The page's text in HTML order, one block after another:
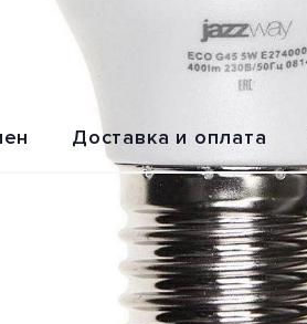
Доставка по
всей России
возврат
Доставка и оплата
серии «PLED-ECO-G45» от
выполнено в форме «шар».